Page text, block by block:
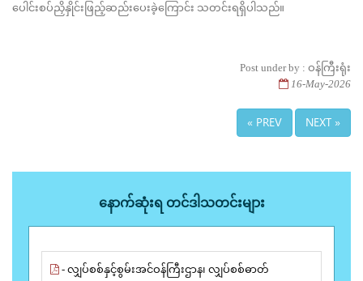
ပေါင်းစပ်ညှိနှိုင်းဖြည့်ဆည်းပေးခဲ့ကြောင်း သတင်းရရှိပါသည်။
Post under by : ဝန်ကြီးရုံး
16-May-2026
« PREV NEXT »
နောက်ဆုံးရ တင်ဒါသတင်းများ
- လျှပ်စစ်နှင့်စွမ်းအင်ဝန်ကြီးဌာန၊ လျှပ်စစ်ဓာတ်